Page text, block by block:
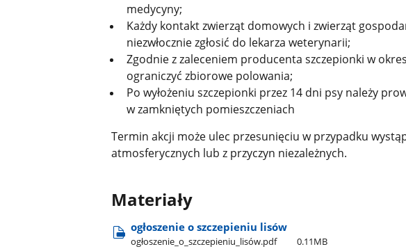
medycyny;
Każdy kontakt zwierząt domowych i zwierząt
niezwłocznie zgłosić do lekarza weterynarii;
Zgodnie z zaleceniem producenta szczepionki w
ograniczyć zbiorowe polowania;
Po wyłożeniu szczepionki przez 14 dni psy należy
w zamkniętych pomieszczeniach
Termin akcji może ulec przesunięciu w przypadku
atmosferycznych lub z przyczyn niezależnych.
Materiały
ogłoszenie o szczepieniu lisów
ogłoszenie​_o​_szczepieniu​_lisów.pdf 0.11MB